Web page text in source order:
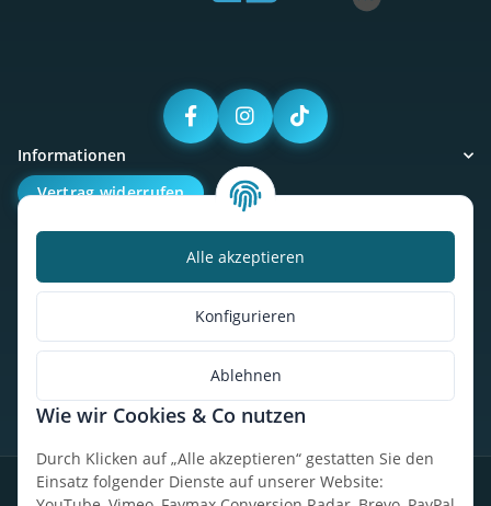
Alle akzeptieren
Konfigurieren
Ablehnen
Wie wir Cookies & Co nutzen
Durch Klicken auf „Alle akzeptieren“ gestatten Sie den
Einsatz folgender Dienste auf unserer Website:
Informationen
Vertrag widerrufen
Kalorienbedarfsrechner
So findest du uns
* Alle Preise inkl. gesetzlicher USt., zzgl.Versand
DatenschutzWiderrufsrecht AGBImpressumSitemap